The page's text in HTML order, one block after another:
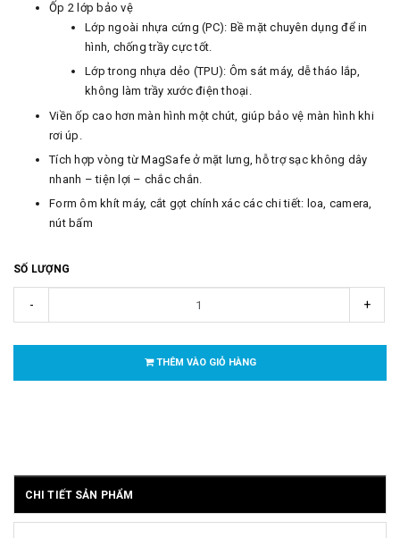
Ốp 2 lớp bảo vệ
Lớp ngoài nhựa cứng (PC): Bề mặt chuyên dụng để in
hình, chống trầy cực tốt.
Lớp trong nhựa dẻo (TPU): Ôm sát máy, dễ tháo lắp,
không làm trầy xước điện thoại.
Viền ốp cao hơn màn hình một chút, giúp bảo vệ màn hình khi
rơi úp.
Tích hợp vòng từ MagSafe ở mặt lưng, hỗ trợ sạc không dây
nhanh – tiện lợi – chắc chắn.
Form ôm khít máy, cắt gọt chính xác các chi tiết: loa, camera,
nút bấm
SỐ LƯỢNG
- +
THÊM VÀO GIỎ HÀNG
CHI TIẾT SẢN PHẨM